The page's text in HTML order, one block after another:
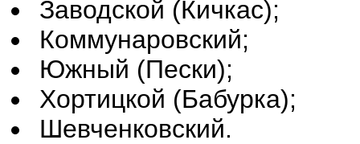
Заводской (Кичкас);
Коммунаровский;
Южный (Пески);
Хортицкой (Бабурка);
Шевченковский.